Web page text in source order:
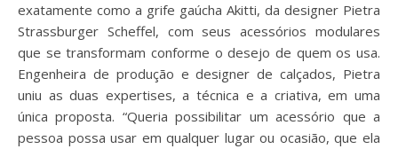
exatamente como a grife gaúcha Akitti, da designer Pietra
Strassburger Scheffel, com seus acessórios modulares
que se transformam conforme o desejo de quem os usa.
Engenheira de produção e designer de calçados, Pietra
uniu as duas expertises, a técnica e a criativa, em uma
única proposta. “Queria possibilitar um acessório que a
pessoa possa usar em qualquer lugar ou ocasião, que ela